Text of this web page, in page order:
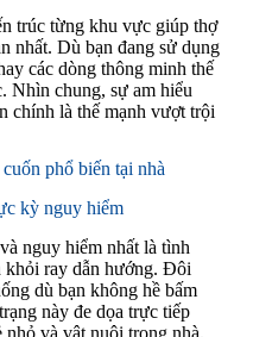
trúc từng khu vực giúp thợ
nhất. Dù bạn đang sử dụng
các dòng thông minh thế
Nhìn chung, sự am hiểu
chính là thế mạnh vượt trội
phổ biến tại nhà
kỳ nguy hiểm
nguy hiểm nhất là tình
khỏi ray dẫn hướng. Đôi
dù bạn không hề bấm
này đe dọa trực tiếp
và vật nuôi trong nhà.